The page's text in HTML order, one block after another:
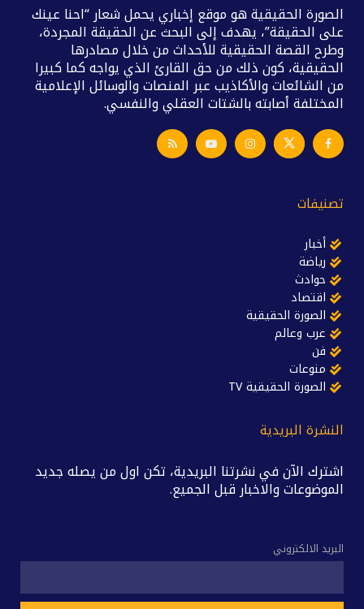
الصورة الحقيقية هو موقع إخباري يحمل شعار “احنا عينك
على الحقيقة”، يهدف إلى البحث عن الحقيقة المجردة،
وطرح القصة الحقيقية للأحداث من خلال مصادرها
الحقيقية، كون ذلك من حق القارئ الذي يواجه كما كبيرا
من الشائعات والأكاذيب عبر المنصات والوسائل الإعلامية
المختلفة أصابته بالشتات العقلي والنفسي.
تصنيفات
أخبار
رياضة
حوادث
اقتصاد
الصورة الحقيقية
عرب وعالم
فن
منوعات
الصورة الحقيقية TV
النشرة البريدية
اشترك الآن في نشرتنا البريدية، تكن اول من يصله جديد
الموضوعات والاخبار قبل الجميع.
البريد الالكتروني